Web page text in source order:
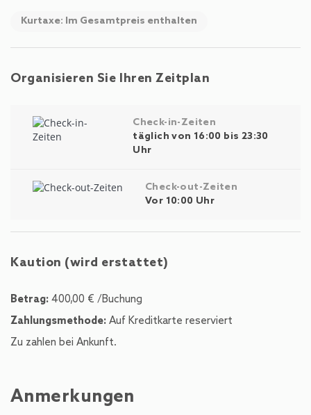
Kurtaxe: Im Gesamtpreis enthalten
Organisieren Sie Ihren Zeitplan
Check-in-Zeiten
täglich von 16:00 bis 23:30
Uhr
Check-out-Zeiten
Vor 10:00 Uhr
Kaution (wird erstattet)
Betrag: 400,00 € /Buchung
Zahlungsmethode: Auf Kreditkarte reserviert
Zu zahlen bei Ankunft.
Anmerkungen